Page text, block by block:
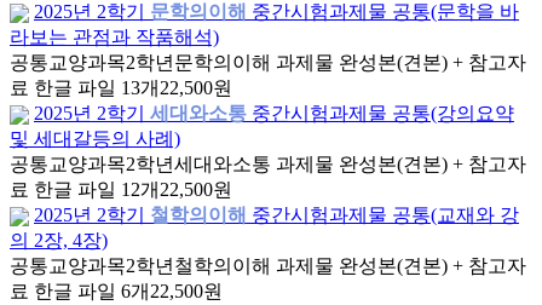
2025년 2학기
문학의이해 중간시험과제물 공통(문학을 바
라보는 관점과 작품해석)
공통교양과목2학년 문학의이해 과제물 완성본(견본) + 참고자
료 한글 파일 13개 22,500원
2025년 2학기
세대와소통 중간시험과제물 공통(강의요약
및 세대갈등의 사례)
공통교양과목2학년세대와소통 과제물 완성본(견본) + 참고자
료 한글 파일 12개 22,500원
2025년 2학기
철학의이해 중간시험과제물 공통(교재와 강
의 2장, 4장)
공통교양과목2학년 철학의이해 과제물 완성본(견본) + 참고자
료 한글 파일 6개 22,500원